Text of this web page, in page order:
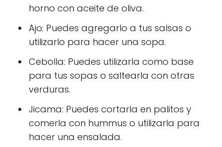
horno con aceite de oliva.
Ajo: Puedes agregarlo a tus salsas o
utilizarlo para hacer una sopa.
Cebolla: Puedes utilizarla como base
para tus sopas o saltearla con otras
verduras.
Jicama: Puedes cortarla en palitos y
comerla con hummus o utilizarla para
hacer una ensalada.